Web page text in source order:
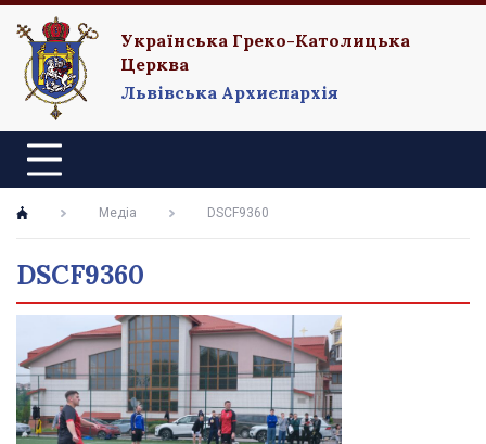
Українська Греко-Католицька
Церква
Львівська Архиєпархія
Медіа DSCF9360
DSCF9360